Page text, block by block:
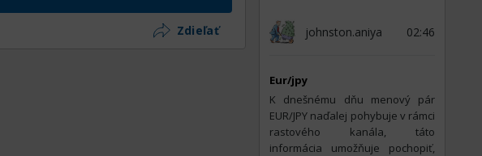
Zdieľať johnston.aniya 02:46
Eur/jpy
K dnešnému dňu menový pár
EUR/JPY naďalej pohybuje v rámci
rastového kanála, táto
informácia umožňuje pochopiť,